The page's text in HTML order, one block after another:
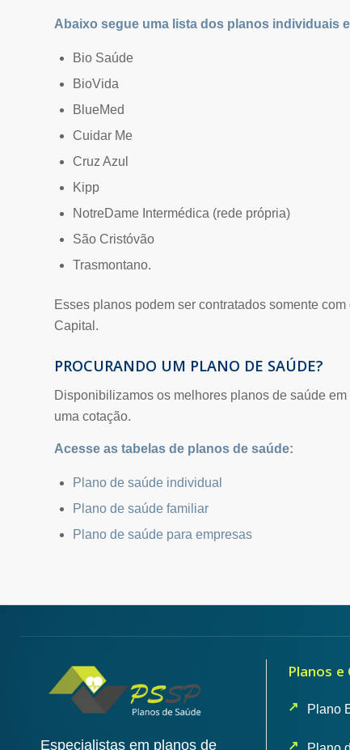
Abaixo segue uma lista dos planos individuais
Bio Saúde
BioVida
BlueMed
Cuidar Me
Cruz Azul
Kipp
NotreDame Intermédica (rede própria)
São Cristóvão
Trasmontano.
Esses planos podem ser contratados somente
Capital.
PROCURANDO UM PLANO DE SAÚDE?
Disponibilizamos os melhores planos de saúde
uma cotação.
Acesse as tabelas de planos de saúde:
Plano de saúde individual
Plano de saúde familiar
Plano de saúde para empresas
Especialistas em planos de
Planos e
Plano